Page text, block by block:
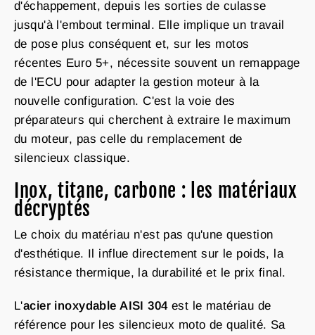
d'échappement, depuis les sorties de culasse
jusqu'à l'embout terminal. Elle implique un travail
de pose plus conséquent et, sur les motos
récentes Euro 5+, nécessite souvent un remappage
de l'ECU pour adapter la gestion moteur à la
nouvelle configuration. C'est la voie des
préparateurs qui cherchent à extraire le maximum
du moteur, pas celle du remplacement de
silencieux classique.
Inox, titane, carbone : les matériaux
décryptés
Le choix du matériau n'est pas qu'une question
d'esthétique. Il influe directement sur le poids, la
résistance thermique, la durabilité et le prix final.
L'acier inoxydable AISI 304est le matériau de
référence pour les silencieux moto de qualité. Sa